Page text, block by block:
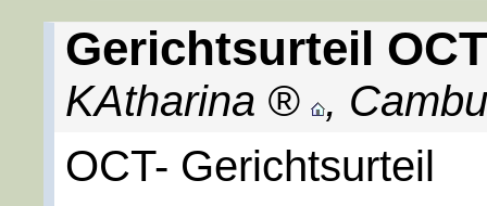
Gerichtsurteil OCT
KAtharina ,
OCT- Gerichtsurteil